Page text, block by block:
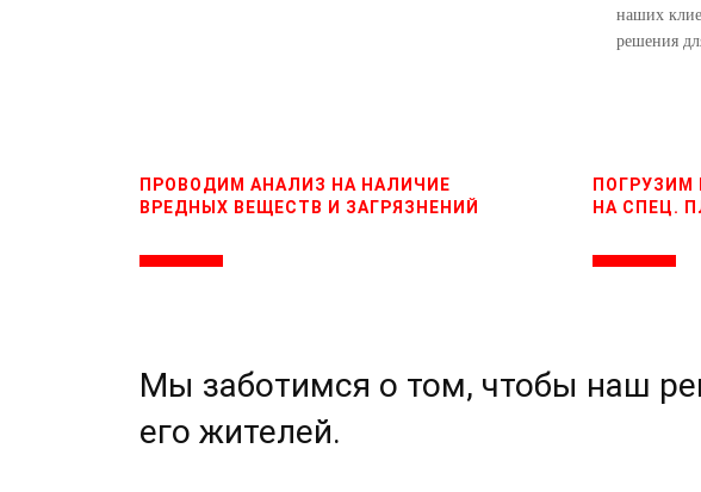
наших
решения
ПРОВОДИМ АНАЛИЗ НА НАЛИЧИЕ
ВРЕДНЫХ ВЕЩЕСТВ И ЗАГРЯЗНЕНИЙ
ПОГРУЗИМ
НА СПЕЦ.
Мы заботимся о том, чтобы наш
его жителей.